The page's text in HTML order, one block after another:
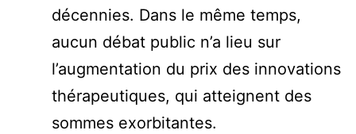
décennies. Dans le même temps,
aucun débat public n’a lieu sur
l’augmentation du prix des innovations
thérapeutiques, qui atteignent des
sommes exorbitantes.